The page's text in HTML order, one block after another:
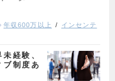
年収600万以上
インセンテ
経験、
ブ制度あ